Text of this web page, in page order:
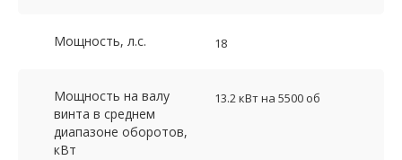
Мощность, л.с. 18
Мощность на валу
винта в среднем
диапазоне оборотов,
кВт
13.2 кВт на 5500 об